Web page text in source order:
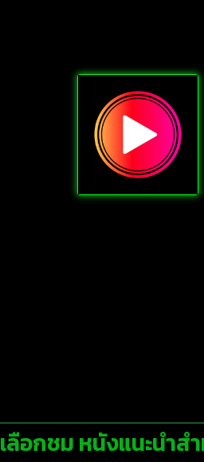
เลือกชม หนังแนะนำ